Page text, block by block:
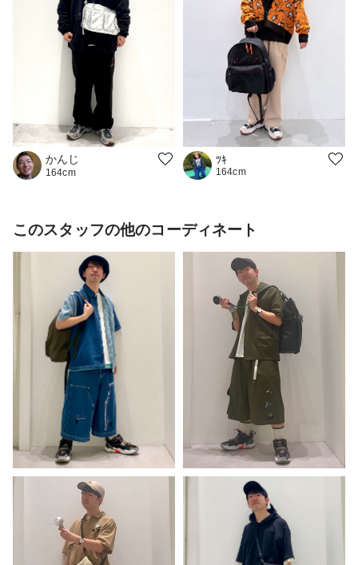
かんじ
164cm
ﾂｷ
164cm
このスタッフの他のコーディネート